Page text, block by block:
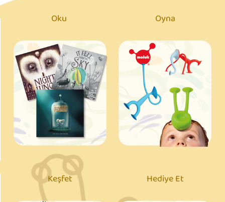
Oku Oyna
Keşfet Hediye Et